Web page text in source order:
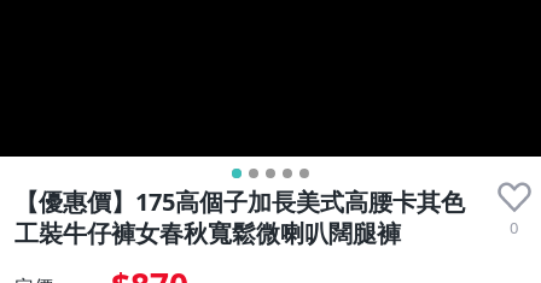
【優惠價】175高個子加長美式高腰卡其色
工裝牛仔褲女春秋寬鬆微喇叭闊腿褲
0